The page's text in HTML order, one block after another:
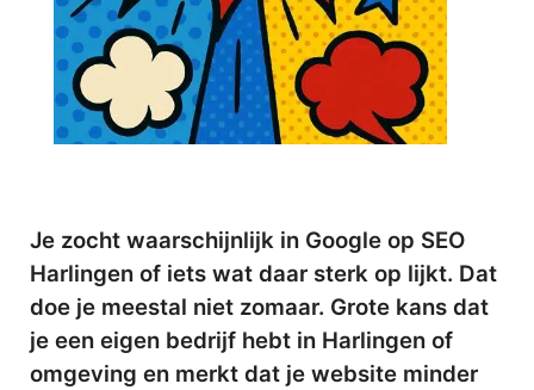
Je zocht waarschijnlijk in Google op SEO
Harlingen of iets wat daar sterk op lijkt. Dat
doe je meestal niet zomaar. Grote kans dat
je een eigen bedrijf hebt in Harlingen of
omgeving en merkt dat je website minder